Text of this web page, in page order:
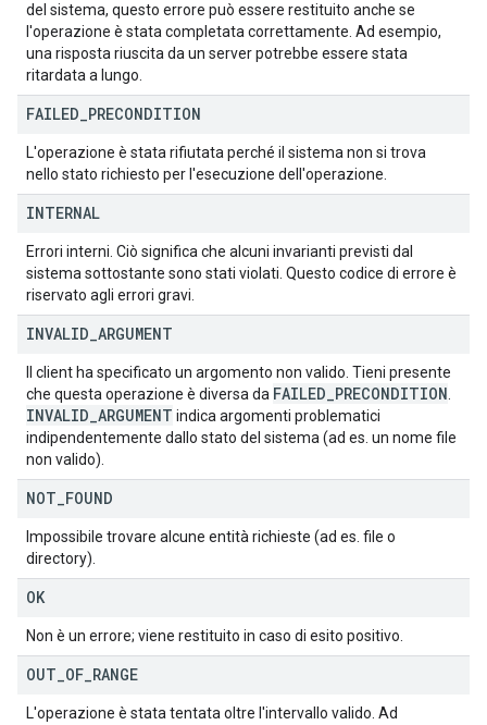
del sistema, questo errore può essere restituito anche se
l'operazione è stata completata correttamente. Ad esempio,
una risposta riuscita da un server potrebbe essere stata
ritardata a lungo.
FAILED PRECONDITION
L'operazione è stata rifiutata perché il sistema non si trova
nello stato richiesto per l'esecuzione dell'operazione.
INTERNAL
Errori interni. Ciò significa che alcuni invarianti previsti dal
sistema sottostante sono stati violati. Questo codice di errore è
riservato agli errori gravi.
INVALID ARGUMENT
Il client ha specificato un argomento non valido. Tieni presente
che questa operazione è diversa da FAILED PRECONDITION.
INVALID ARGUMENT indica argomenti problematici
indipendentemente dallo stato del sistema (ad es. un nome file
non valido).
NOT FOUND
Impossibile trovare alcune entità richieste (ad es. file o
directory).
OK
Non è un errore; viene restituito in caso di esito positivo.
OUT OF RANGE
L'operazione è stata tentata oltre l'intervallo valido. Ad